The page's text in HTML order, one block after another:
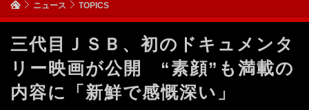
ニュース TOPICS
三代目ＪＳＢ、初のドキュメンタ
リー映画が公開 “素顔”も満載の
内容に「新鮮で感慨深い」